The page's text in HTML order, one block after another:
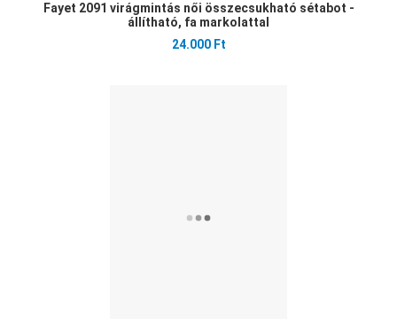
Fayet 2091 virágmintás női összecsukható sétabot -
állítható, fa markolattal
24.000 Ft